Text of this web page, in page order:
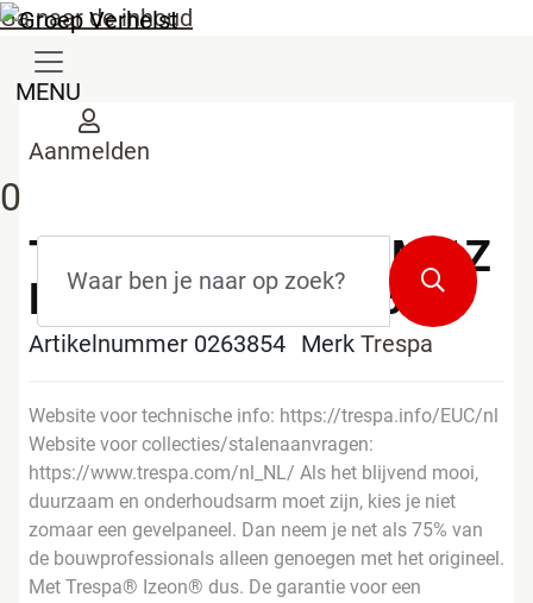
Ga naar de inhoud
MENU
Aanmelden
0
Zoekterm
Zoeken
TRESPA IZEON 6MM 1Z
RAL 7035 3,05X1,53M
Artikelnummer 0263854 Merk Trespa
Website voor technische info: https://trespa.info/EUC/nl
Website voor collecties/stalenaanvragen:
https://www.trespa.com/nl_NL/ Als het blijvend mooi,
duurzaam en onderhoudsarm moet zijn, kies je niet
zomaar een gevelpaneel. Dan neem je net als 75% van
de bouwprofessionals alleen genoegen met het origineel.
Met Trespa® Izeon® dus. De garantie voor een